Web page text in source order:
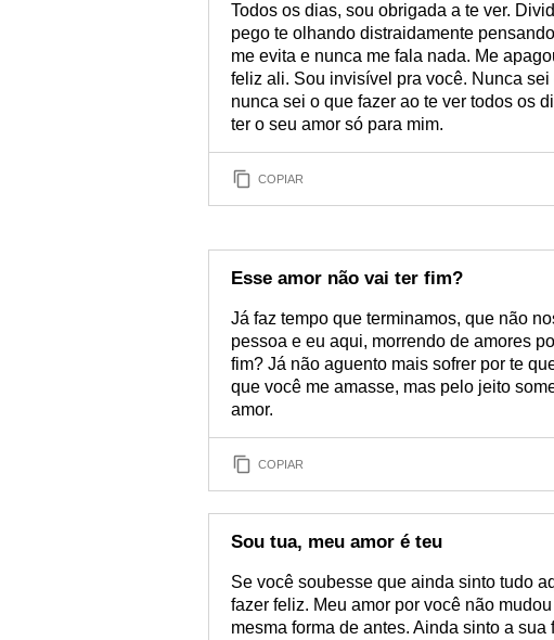
Todos os dias, sou obrigada a te ver.
pego te olhando distraidamente
me evita e nunca me fala nada. Me
feliz ali. Sou invisível pra você. Nunca
nunca sei o que fazer ao te ver todos os
ter o seu amor só para mim.
COPIAR
Esse amor não vai ter fim?
Já faz tempo que terminamos, que não
pessoa e eu aqui, morrendo de amores
fim? Já não aguento mais sofrer por te
que você me amasse, mas pelo jeito
amor.
COPIAR
Sou tua, meu amor é teu
Se você soubesse que ainda sinto tudo
fazer feliz. Meu amor por você não
mesma forma de antes. Ainda sinto a